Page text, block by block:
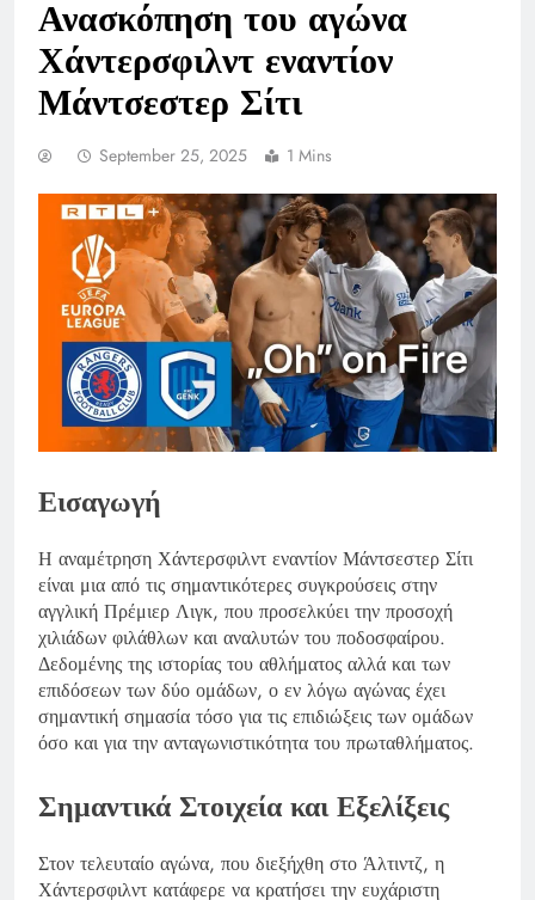
Ανασκόπηση του αγώνα
Χάντερσφιλντ εναντίον
Μάντσεστερ Σίτι
September 25, 2025 1 Mins
Εισαγωγή
Η αναμέτρηση Χάντερσφιλντ εναντίον Μάντσεστερ Σίτι
είναι μια από τις σημαντικότερες συγκρούσεις στην
αγγλική Πρέμιερ Λιγκ, που προσελκύει την προσοχή
χιλιάδων φιλάθλων και αναλυτών του ποδοσφαίρου.
Δεδομένης της ιστορίας του αθλήματος αλλά και των
επιδόσεων των δύο ομάδων, ο εν λόγω αγώνας έχει
σημαντική σημασία τόσο για τις επιδιώξεις των ομάδων
όσο και για την ανταγωνιστικότητα του πρωταθλήματος.
Σημαντικά Στοιχεία και Εξελίξεις
Στον τελευταίο αγώνα, που διεξήχθη στο Άλτιντζ, η
Χάντερσφιλντ κατάφερε να κρατήσει την ευχάριστη